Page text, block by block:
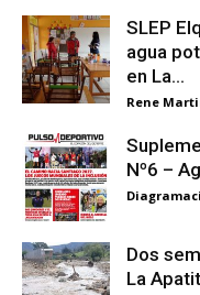
SLEP
agua
en La...
Rene
Nº6 –
Dos
La